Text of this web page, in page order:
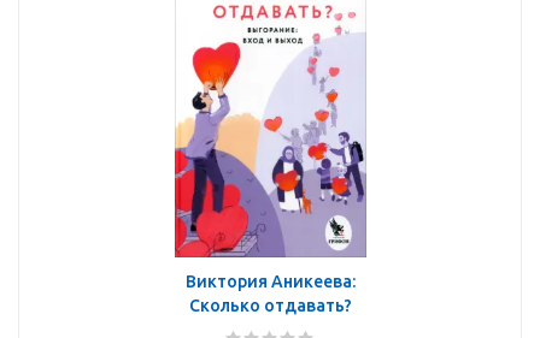
Виктория Аникеева:
Сколько отдавать?
Выгорание. Вход и